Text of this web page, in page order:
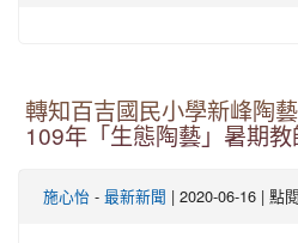
轉知百吉國民小學新峰陶
109年「生態陶藝」暑期教
施心怡 - 最新新聞 | 2020-06-16 | 點